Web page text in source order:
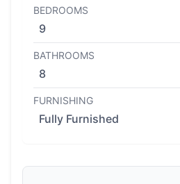
BEDROOMS
9
BATHROOMS
8
FURNISHING
Fully Furnished